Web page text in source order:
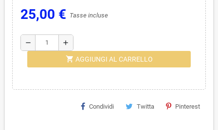
25,00 € Tasse incluse
remove add
shopping_cart AGGIUNGI AL CARRELLO
Condividi Twitta Pinterest